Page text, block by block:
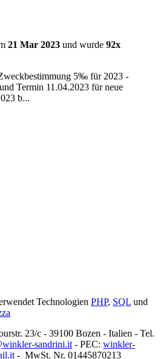
21 Mar 2023 und wurde 92x
5‰ für 2023 -
Termin 11.04.2023 für neue
b...
Technologien PHP, SQL und
23/c - 39100 Bozen - Italien - Tel.
sandrini.it- PEC: winkler-
- MwSt. Nr. 01445870213